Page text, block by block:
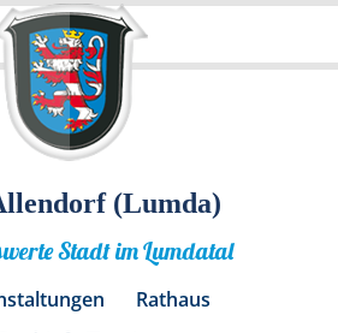
(Lumda)
Stadt im Lumdatal
Rathaus